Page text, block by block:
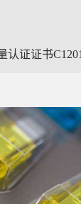
认证证书